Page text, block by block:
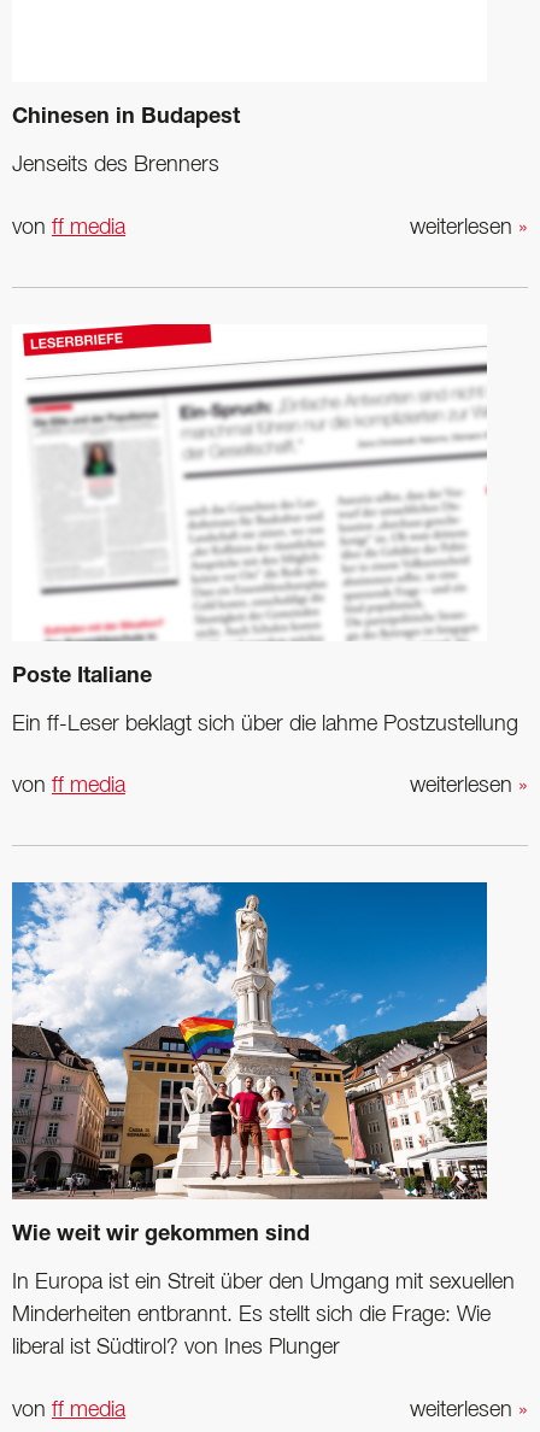
Chinesen in Budapest
Jenseits des Brenners
weiterlesen »
von ff media
Poste Italiane
Ein ff-Leser beklagt sich über die lahme Postzustellung
weiterlesen »
von ff media
Wie weit wir gekommen sind
In Europa ist ein Streit über den Umgang mit ­sexuellen
Minderheiten ­entbrannt. Es stellt sich die Frage: Wie
liberal ist Südtirol? von Ines Plunger
weiterlesen »
von ff media